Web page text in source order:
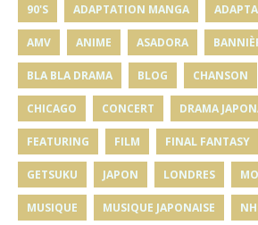
90'S ADAPTATION MANGA
AMV ANIME ASADORA
BLA BLA DRAMA BLOG CHANSON
CHICAGO CONCERT DRAMA
FEATURING FILM FINAL FANTASY
GETSUKU JAPON LONDRES
MUSIQUE MUSIQUE JAPONAISE